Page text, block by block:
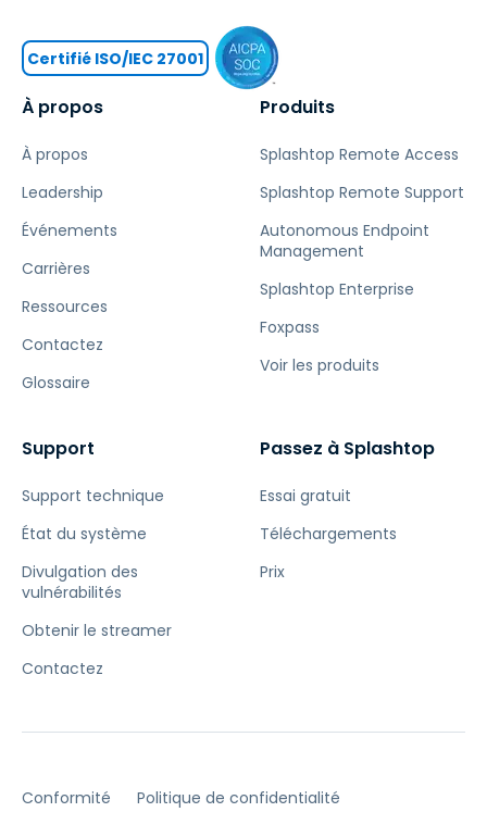
À propos
À propos
Leadership
Événements
Carrières
Ressources
Contactez
Glossaire
Produits
Splashtop Remote Access
Splashtop Remote Support
Autonomous Endpoint
Management
Splashtop Enterprise
Foxpass
Voir les produits
Support
Support technique
État du système
Divulgation des
vulnérabilités
Obtenir le streamer
Contactez
Passez à Splashtop
Essai gratuit
Téléchargements
Prix
Certifié ISO/IEC 27001
Conformité Politique de confidentialité